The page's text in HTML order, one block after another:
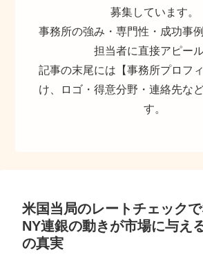
募集しています。
事務所の強み・専門性・成功事
担当者に直接アピール
記事の末尾には【事務所プロフ
け、ロゴ・得意分野・連絡先な
す。
米国当局のレートチェック
NY連銀の動きが市場に与え
の真実